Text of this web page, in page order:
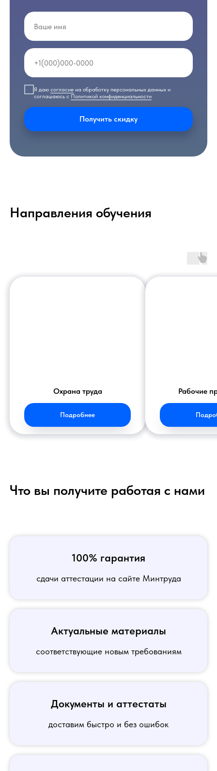
Я даю согласие на обработку персональных данных и
соглашаюсь с Политикой конфиденциальности
Получить скидку
Направления обучения
Охрана труда
Подробнее
Рабочие
Что вы получите работая с нами
100% гарантия
сдачи аттестации на сайте Минтруда
Актуальные материалы
соответствующие новым требованиям
Документы и аттестаты
доставим быстро и без ошибок